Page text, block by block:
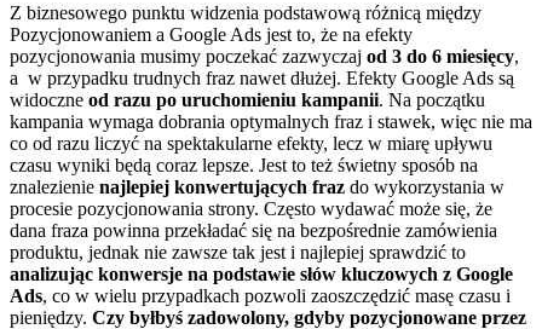
Z biznesowego punktu widzenia podstawową różnicą między
Pozycjonowaniem a Google Ads jest to, że na efekty
pozycjonowania musimy poczekać zazwyczaj od 3 do 6 miesięcy,
a w przypadku trudnych fraz nawet dłużej. Efekty Google Ads są
widoczne od razu po uruchomieniu kampanii. Na początku
kampania wymaga dobrania optymalnych fraz i stawek, więc nie ma
co od razu liczyć na spektakularne efekty, lecz w miarę upływu
czasu wyniki będą coraz lepsze. Jest to też świetny sposób na
znalezienie najlepiej konwertujących fraz do wykorzystania w
procesie pozycjonowania strony. Często wydawać może się, że
dana fraza powinna przekładać się na bezpośrednie zamówienia
produktu, jednak nie zawsze tak jest i najlepiej sprawdzić to
analizując konwersje na podstawie słów kluczowych z Google
Ads, co w wielu przypadkach pozwoli zaoszczędzić masę czasu i
pieniędzy. Czy byłbyś zadowolony, gdyby pozycjonowane przez